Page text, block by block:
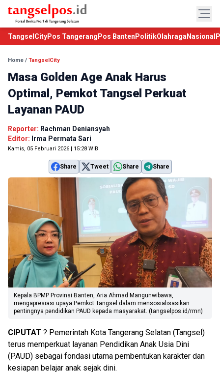
TangselCityPos Tangerang Pos Banten PolitikOlahraga Nasional
Home / TangselCity
Masa Golden Age Anak Harus
Optimal, Pemkot Tangsel Perkuat
Layanan PAUD
Reporter: Rachman Deniansyah
Editor: Irma Permata Sari
Kamis, 05 Februari 2026 | 15:28 WIB
Share Tweet Share Share
Kepala BPMP Provinsi Banten, Aria Ahmad Mangunwibawa,
mengapresiasi upaya Pemkot Tangsel dalam mensosialisasikan
pentingnya pendidikan PAUD kepada masyarakat. (tangselpos.id/rmn)
CIPUTAT ? Pemerintah Kota Tangerang Selatan (Tangsel)
terus memperkuat layanan Pendidikan Anak Usia Dini
(PAUD) sebagai fondasi utama pembentukan karakter dan
kesiapan belajar anak sejak dini.